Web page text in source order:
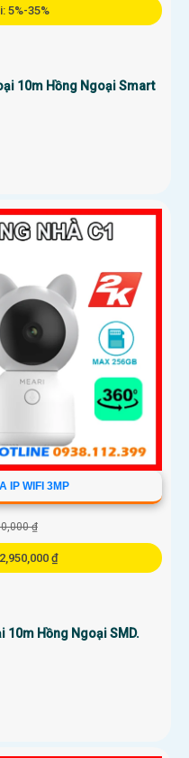
5%-35%
10m Hồng Ngoại Smart
IP WIFI 3MP
₫
₫
10m Hồng Ngoại SMD.